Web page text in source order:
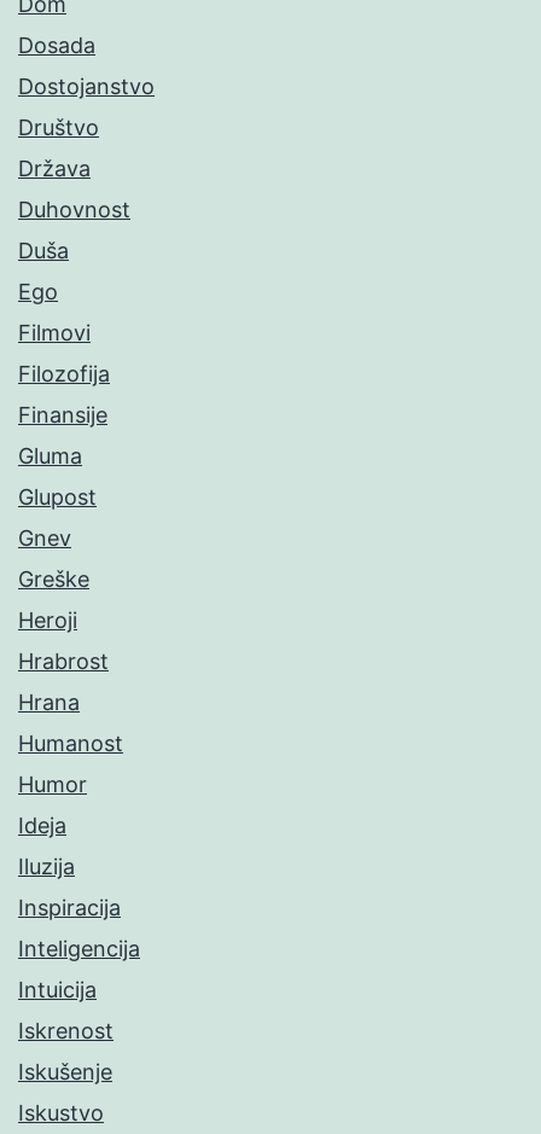
Dosada
Dostojanstvo
Društvo
Država
Duhovnost
Duša
Ego
Filmovi
Filozofija
Finansije
Gluma
Glupost
Gnev
Greške
Heroji
Hrabrost
Hrana
Humanost
Humor
Ideja
Iluzija
Inspiracija
Inteligencija
Intuicija
Iskrenost
Iskušenje
Iskustvo